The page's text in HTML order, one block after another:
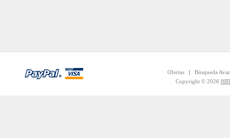
Ofertas| Búsqueda
Copyright © 2026